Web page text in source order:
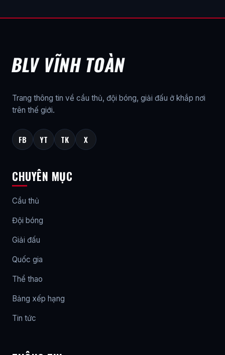
BLV VĨNH TOÀN
Trang thông tin về cầu thủ, đội bóng, giải đấu ở khắp nơi
trên thế giới.
FB YT TK X
CHUYÊN MỤC
Cầu thủ
Đội bóng
Giải đấu
Quốc gia
Thể thao
Bảng xếp hạng
Tin tức